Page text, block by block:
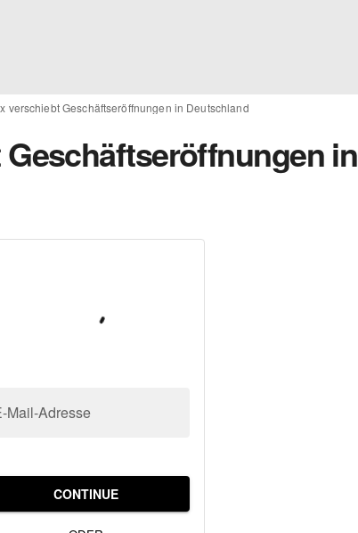
verschiebt Geschäftseröffnungen in Deutschland
in
Mail-Adresse
CONTINUE